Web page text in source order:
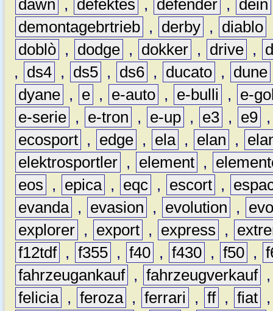
dawn , defektes , defender , dein
demontagebrtrieb , derby , diablo
doblò , dodge , dokker , drive ,
,
ds4 , ds5 , ds6 , ducato , dune
dyane , e , e-auto , e-bulli ,
e-
e-serie , e-tron , e-up , e3 , e9
ecosport , edge , ela , elan ,
elektrosportler , element ,
eos
, epica , eqc , escort ,
evanda , evasion , evolution ,
explorer , export , express ,
f12tdf , f355 , f40 , f430 , f50 ,
fahrzeugankauf , fahrzeugverkauf
felicia , feroza , ferrari , ff , fiat